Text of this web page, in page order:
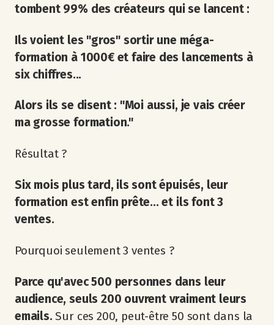
tombent 99% des créateurs qui se lancent :
Ils voient les "gros" sortir une méga-
formation à 1000€ et faire des lancements à
six chiffres...
Alors ils se disent : "Moi aussi, je vais créer
ma grosse formation."
Résultat ?
Six mois plus tard, ils sont épuisés, leur
formation est enfin prête... et ils font 3
ventes.
Pourquoi seulement 3 ventes ?
Parce qu'avec 500 personnes dans leur
audience, seuls 200 ouvrent vraiment leurs
emails.Sur ces 200, peut-être 50 sont dans la